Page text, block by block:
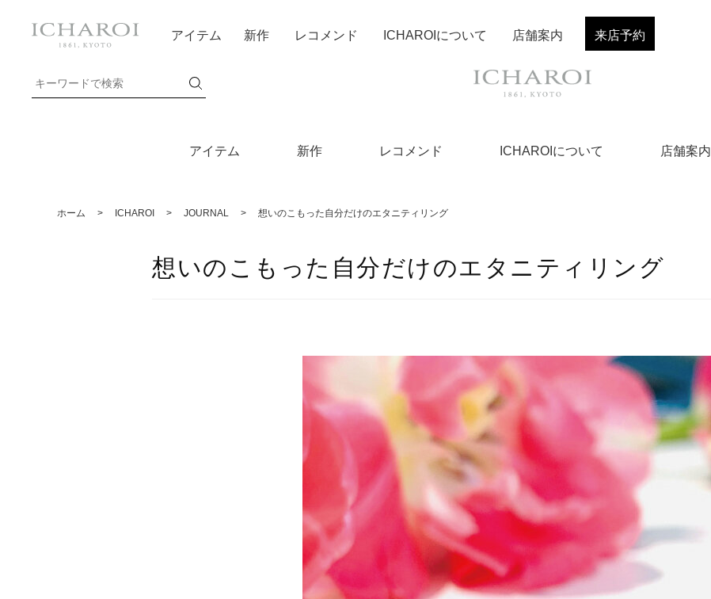
アイテム 新作 レコメンド ICHAROIについて 店舗案内
アイテム 新作 レコメンド ICHAROIについて 店舗案内 来店予約
ホーム > ICHAROI > JOURNAL > 想いのこもった自分だけのエタニティリング
想いのこもった自分だけのエタニティリング